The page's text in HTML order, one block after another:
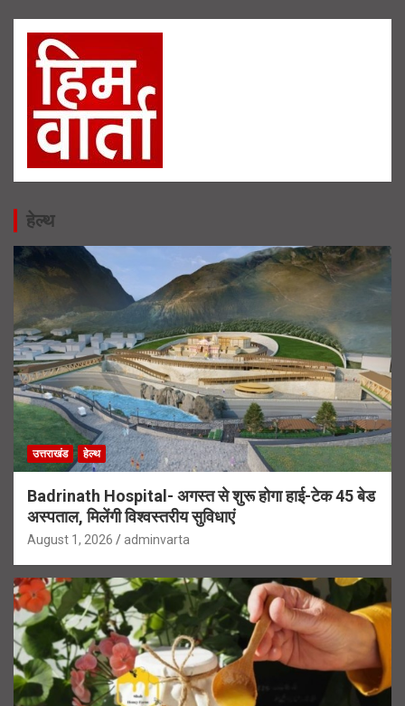
हेल्थ
उत्तराखंड हेल्थ
Badrinath Hospital- अगस्त से शुरू होगा हाई-टेक 45 बेड
अस्पताल, मिलेंगी विश्वस्तरीय सुविधाएं
August 1, 2026 adminvarta